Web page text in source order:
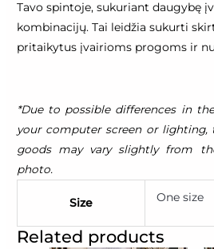
Tavo spintoje, sukuriant daugybę
kombinacijų. Tai leidžia sukurti
pritaikytus įvairioms progoms ir
*Due to possible differences in
your computer screen or
goods may vary slightly from
photo.
Size One size
Related products